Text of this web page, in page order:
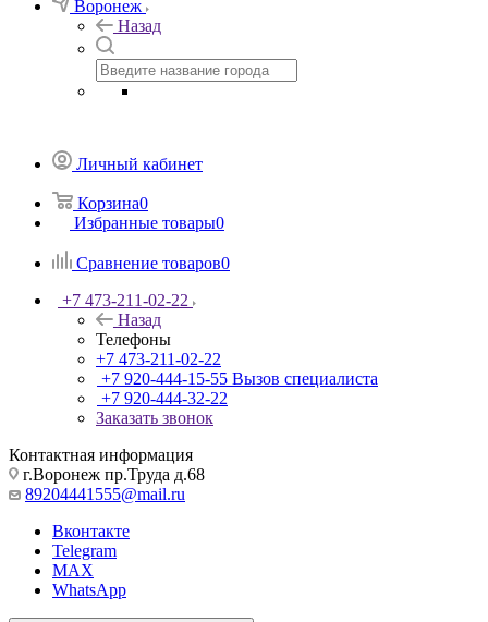
Воронеж
Назад
Личный кабинет
Корзина0
Избранные товары0
Сравнение товаров0
+7 473-211-02-22
Назад
Телефоны
+7 473-211-02-22
+7 920-444-15-55 Вызов специалиста
+7 920-444-32-22
Заказать звонок
Контактная информация
г.Воронеж пр.Труда д.68
89204441555@mail.ru
Вконтакте
Telegram
MAX
WhatsApp